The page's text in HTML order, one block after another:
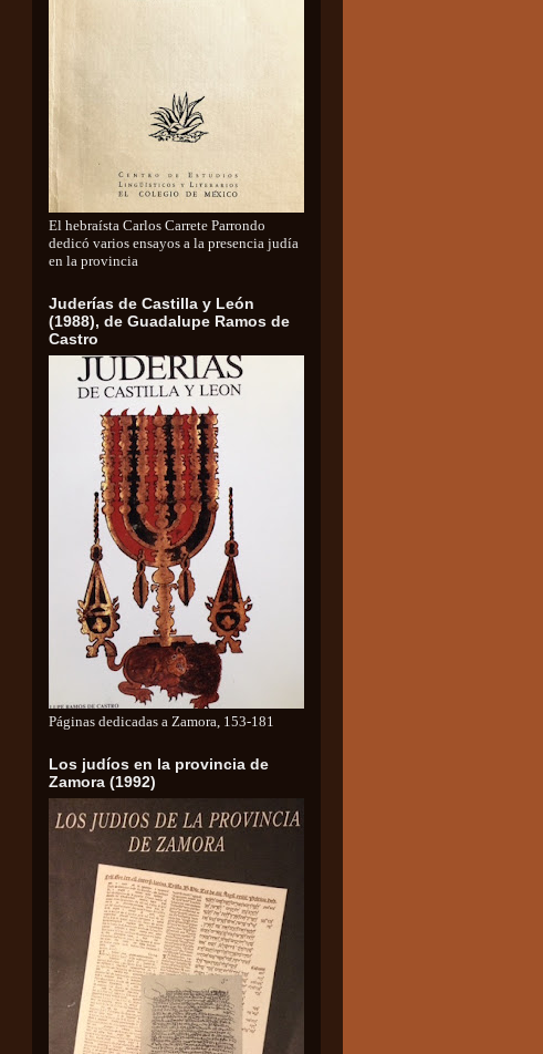
El hebraísta Carlos Carrete Parrondo
dedicó varios ensayos a la presencia judía
en la provincia
Juderías de Castilla y León
(1988), de Guadalupe Ramos de
Castro
Páginas dedicadas a Zamora, 153-181
Los judíos en la provincia de
Zamora (1992)